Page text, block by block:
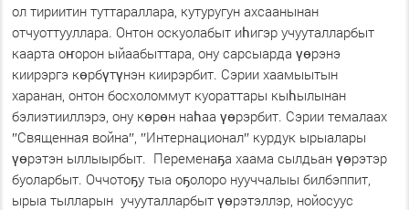
ол тириитин туттараллара, кутуругун ахсаанынан
отчуоттууллара. Онтон оскуолабыт иһигэр учууталларбыт
каарта оҥорон ыйаабыттара, ону сарсыарда үөрэнэ
киирэргэ көрбүтүнэн киирэрбит. Сэрии хаамыытын
харанан, онтон босхоломмут куораттары кыһылынан
бэлиэтииллэрэ, ону көрөн наһаа үөрэрбит. Сэрии темалаах
″Священная война″, ″Интернационал″ курдук ырыалары
үөрэтэн ыллыырбыт. Переменаҕа хаама сылдьан үөрэтэр
буоларбыт. Оччотоҕу тыа оҕолоро нууччалыы билбэппит,
ырыа тылларын учууталларбыт үөрэтэллэр, нойосуус